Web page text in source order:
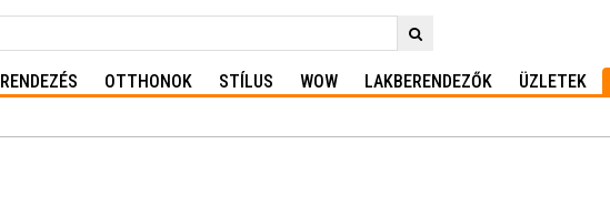
OTTHONOK STÍLUS WOW LAKBERENDEZŐK ÜZLETEK